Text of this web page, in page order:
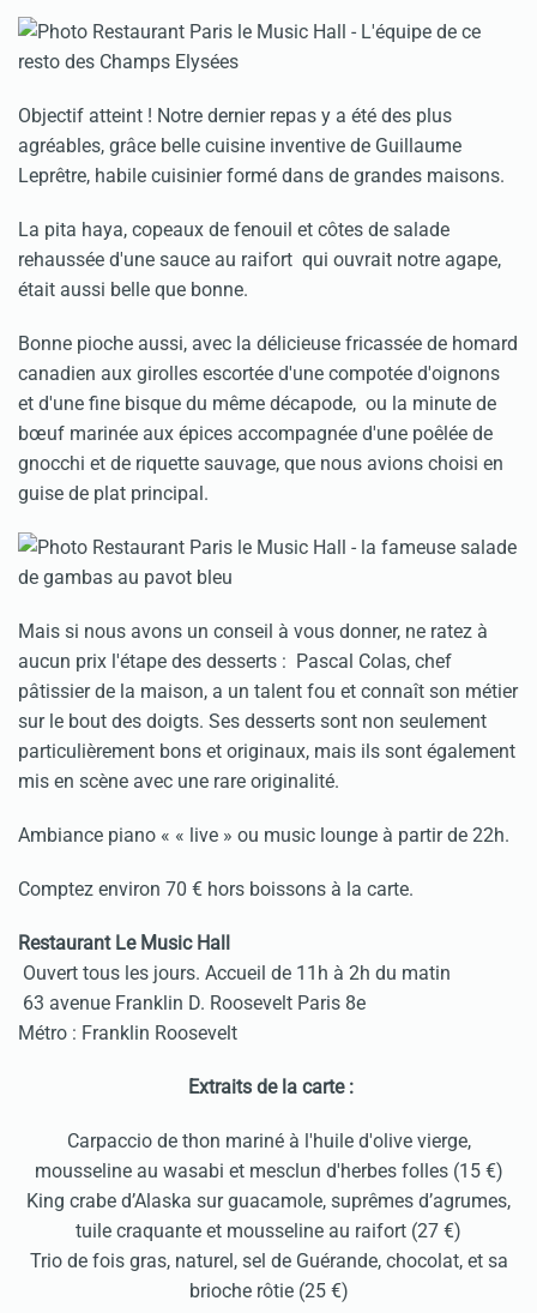
Objectif atteint ! Notre dernier repas y a été des plus
agréables, grâce belle cuisine inventive de Guillaume
Leprêtre, habile cuisinier formé dans de grandes maisons.
La pita haya, copeaux de fenouil et côtes de salade
rehaussée d'une sauce au raifort qui ouvrait notre agape,
était aussi belle que bonne.
Bonne pioche aussi, avec la délicieuse fricassée de homard
canadien aux girolles escortée d'une compotée d'oignons
et d'une fine bisque du même décapode, ou la minute de
bœuf marinée aux épices accompagnée d'une poêlée de
gnocchi et de riquette sauvage, que nous avions choisi en
guise de plat principal.
Mais si nous avons un conseil à vous donner, ne ratez à
aucun prix l'étape des desserts : Pascal Colas, chef
pâtissier de la maison, a un talent fou et connaît son métier
sur le bout des doigts. Ses desserts sont non seulement
particulièrement bons et originaux, mais ils sont également
mis en scène avec une rare originalité.
Ambiance piano « « live » ou music lounge à partir de 22h.
Comptez environ 70 € hors boissons à la carte.
Restaurant Le Music Hall
Ouvert tous les jours. Accueil de 11h à 2h du matin
63 avenue Franklin D. Roosevelt Paris 8e
Métro : Franklin Roosevelt
Extraits de la carte :
Carpaccio de thon mariné à l'huile d'olive vierge,
mousseline au wasabi et mesclun d'herbes folles (15 €)
King crabe d’Alaska sur guacamole, suprêmes d’agrumes,
tuile craquante et mousseline au raifort (27 €)
Trio de fois gras, naturel, sel de Guérande, chocolat, et sa
brioche rôtie (25 €)